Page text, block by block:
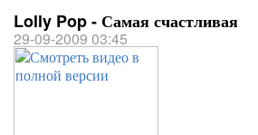
Lolly Pop - Самая счастливая
29-09-2009 03:45